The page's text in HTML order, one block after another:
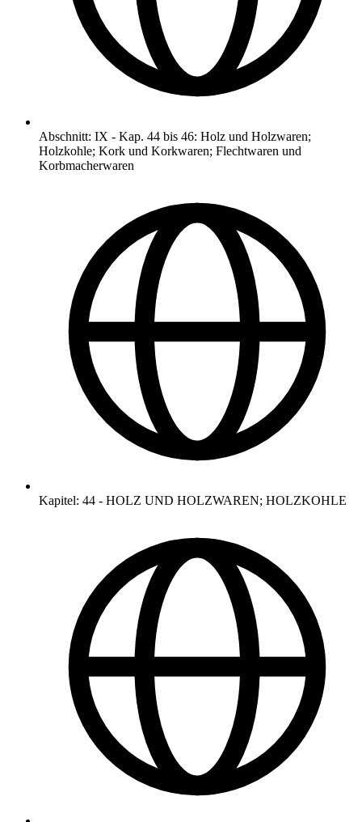
Abschnitt: IX - Kap. 44 bis 46: Holz und Holzwaren;
Holzkohle; Kork und Korkwaren; Flechtwaren und
Korbmacherwaren
Kapitel: 44 - HOLZ UND HOLZWAREN; HOLZKOHLE